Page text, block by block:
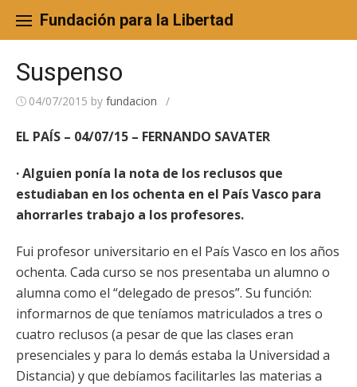
content
Fundación para la Libertad
Suspenso
04/07/2015 by fundacion /
EL PAÍS – 04/07/15 – FERNANDO SAVATER
· Alguien ponía la nota de los reclusos que
estudiaban en los ochenta en el País Vasco para
ahorrarles trabajo a los profesores.
Fui profesor universitario en el País Vasco en los años
ochenta. Cada curso se nos presentaba un alumno o
alumna como el “delegado de presos”. Su función:
informarnos de que teníamos matriculados a tres o
cuatro reclusos (a pesar de que las clases eran
presenciales y para lo demás estaba la Universidad a
Distancia) y que debíamos facilitarles las materias a